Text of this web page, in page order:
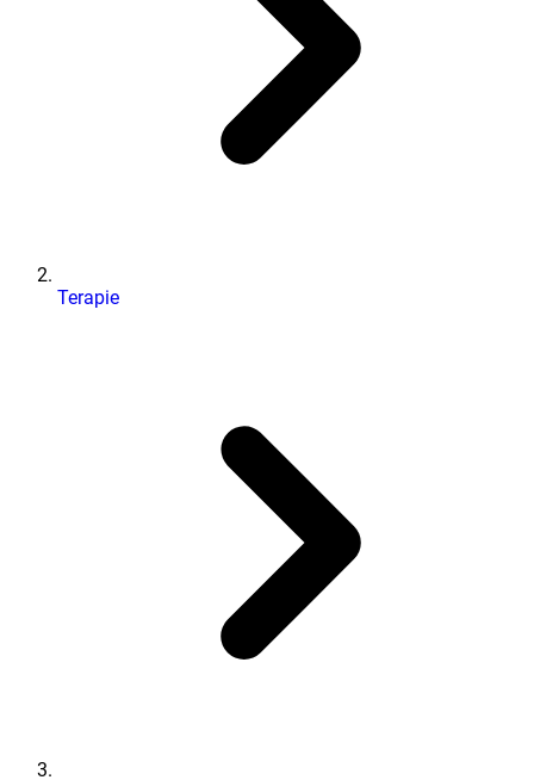
Terapie